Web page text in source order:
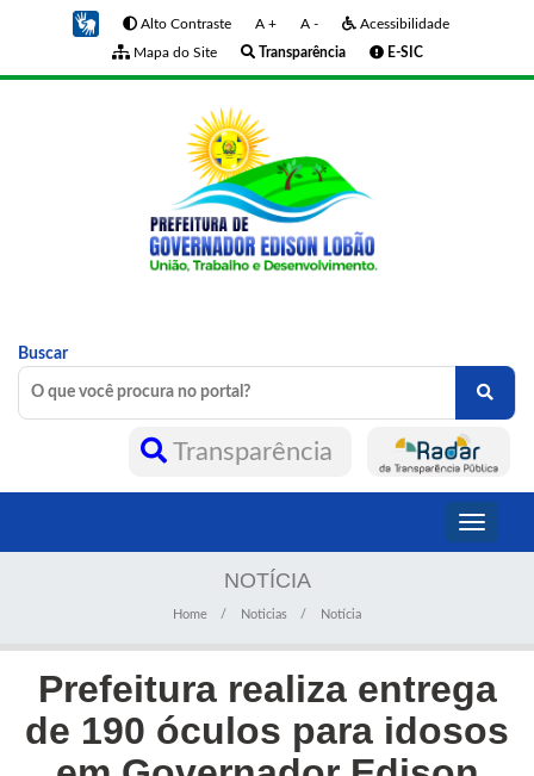
Alto Contraste A + A -
Acessibilidade
Mapa do Site
Transparência E-SIC
Buscar
Transparência
Toggle
NOTÍCIA
Home Noticias Notícia
Prefeitura realiza entrega
de 190 óculos para idosos